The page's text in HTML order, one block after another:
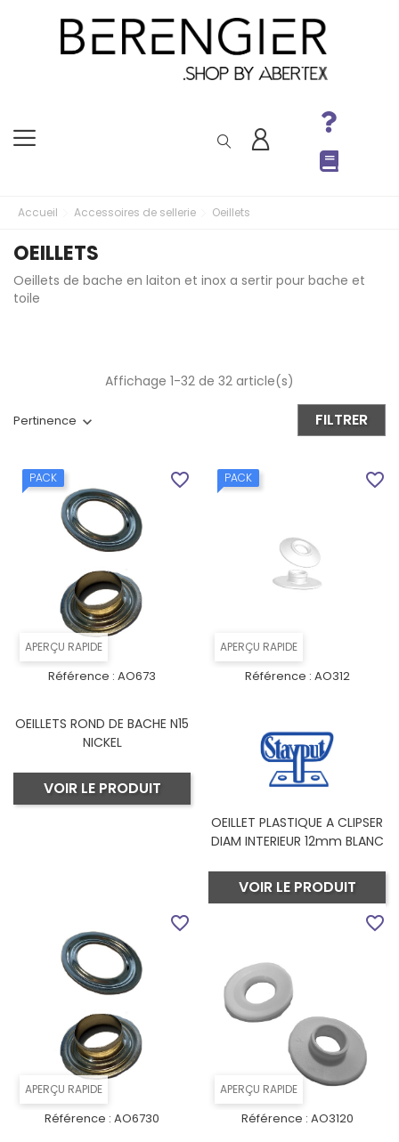
Accueil Accessoires de sellerie Oeillets
OEILLETS
Oeillets de bache en laiton et inox a sertir pour bache et
toile
Pertinence FILTRER
Affichage 1-32 de 32 article(s)
APERÇU RAPIDE
PACK
Référence : AO673
OEILLETS ROND DE BACHE N15
NICKEL
VOIR LE PRODUIT
favorite_border
APERÇU RAPIDE
PACK
Référence : AO312
OEILLET PLASTIQUE A CLIPSER
DIAM INTERIEUR 12mm BLANC
VOIR LE PRODUIT
favorite_border
APERÇU RAPIDE
Référence : AO6730
favorite_border
APERÇU RAPIDE
Référence : AO3120
favorite_border